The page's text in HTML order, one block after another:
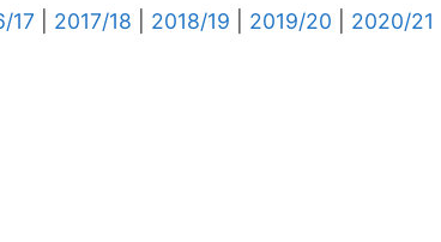
17 2017/18 2018/19 2019/20
2020/21